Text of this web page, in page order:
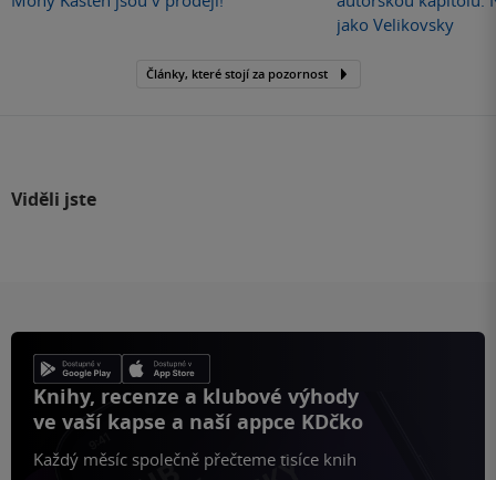
jako Velikovsky
Články, které stojí za pozornost
Viděli jste
Knihy, recenze a klubové výhody
ve vaší kapse a naší appce KDčko
Každý měsíc společně přečteme tisíce knih